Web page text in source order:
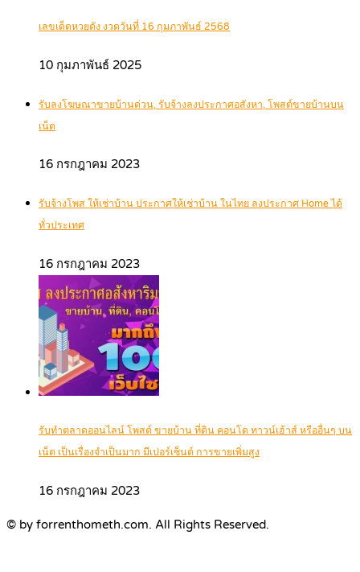
เลขเด็ดหวยดัง งวดวันที่ 16 กุมภาพันธ์ 2568
10 กุมภาพันธ์ 2025
รับลงโฆษณาขายบ้านด่วน, รับจ้างลงประกาศอสังหา, โพสต์ขายบ้านบน
เน็ต
16 กรกฎาคม 2023
รับจ้างโพส ให้เช่าบ้าน ประกาศให้เช่าบ้าน ในไทย ลงประกาศ Home ได้
ทั่วประเทศ
16 กรกฎาคม 2023
รับทำตลาดออนไลน์ โพสต์ ขายบ้าน ที่ดิน คอนโด ทาวน์เฮ้าส์ หรืออื่นๆ บน
เน็ต เป็นเรื่องจำเป็นมาก มีเปอร์เซ็นต์ การขายเพิ่มสูง
16 กรกฎาคม 2023
© by forrenthometh.com. All Rights Reserved.